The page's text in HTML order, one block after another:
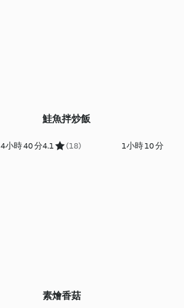
4小時 40 分
鮭魚拌炒飯
4.1 (18) 1小時 10 分
素燴香菇